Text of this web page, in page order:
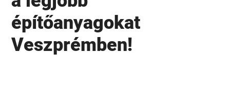
építőanyagokat
Veszprémben!